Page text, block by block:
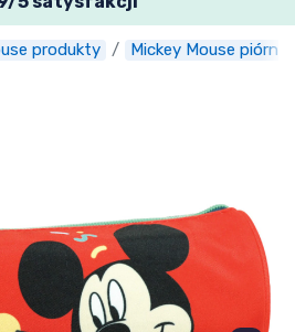
produkty Mickey Mouse piórniki
Rejestracja